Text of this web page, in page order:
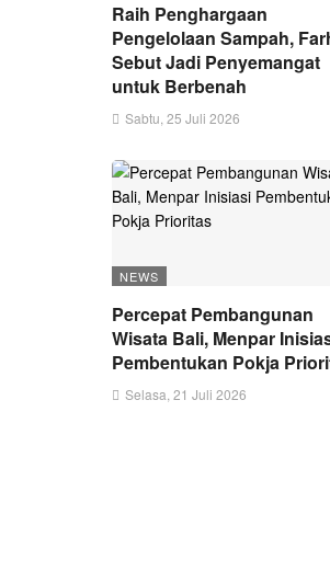
Raih Penghargaan
Pengelolaan Sampah,
Sebut Jadi Penyemangat
untuk Berbenah
Sabtu, 25 Juli 2026
NEWS
Percepat Pembangunan
Wisata Bali, Menpar
Pembentukan Pokja
Selasa, 21 Juli 2026